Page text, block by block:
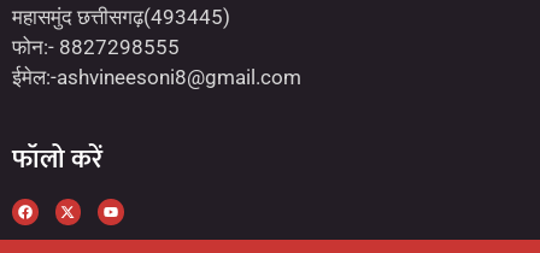
महासमुंद छत्तीसगढ़(493445)
फोन:- 8827298555
ईमेल:-ashvineesoni8@gmail.com
फॉलो करें